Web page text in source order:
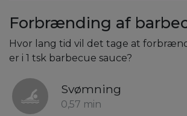
Forbrænding af
Hvor lang tid vil det tage at
er i 1 tsk barbecue sauce?
Svømning
0,57 min